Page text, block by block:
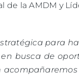
de la AMDM y
para
busca de